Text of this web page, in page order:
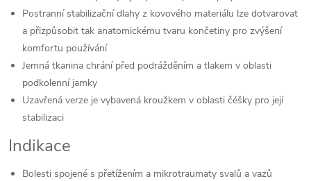
Postranní stabilizační dlahy z kovového materiálu lze dotvarovat
a přizpůsobit tak anatomickému tvaru končetiny pro zvýšení
komfortu používání
Jemná tkanina chrání před podrážděním a tlakem v oblasti
podkolenní jamky
Uzavřená verze je vybavená kroužkem v oblasti čéšky pro její
stabilizaci
Indikace
Bolesti spojené s přetížením a mikrotraumaty svalů a vazů